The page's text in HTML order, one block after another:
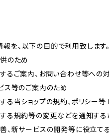
を、以下の目的で利用致します。
のため
するご案内、お問い合わせ等への
ス等のご案内のため
する当ショップの規約、ポリシー
する規約等の変更などを通知する
善、新サービスの開発等に役立て